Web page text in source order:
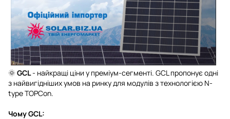
🌞GCL- найкращі ціни у преміум-сегменті. GCL пропонує одні
з найвигідніших умов на ринку для модулів з технологією N-
type TOPCon.
Чому GCL: